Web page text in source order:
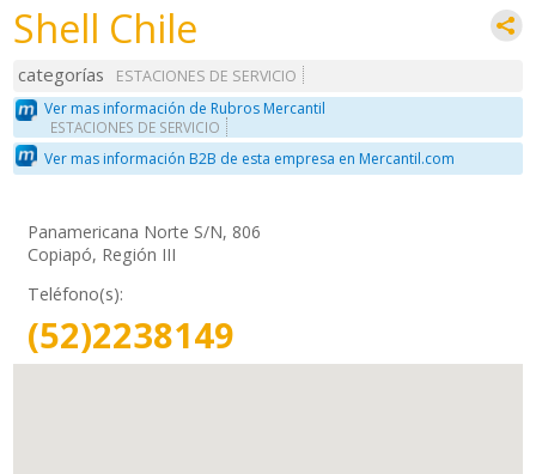
Shell Chile
categorías
ESTACIONES DE SERVICIO
Ver mas información de Rubros Mercantil
ESTACIONES DE SERVICIO
Ver mas información B2B de esta empresa en Mercantil.com
Panamericana Norte S/N, 806
Copiapó, Región III
Teléfono(s):
(52)2238149